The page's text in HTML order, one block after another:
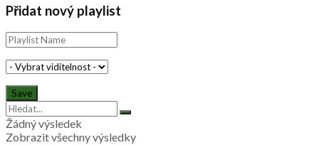
Přidat nový playlist
Žádný výsledek
Zobrazit všechny výsledky